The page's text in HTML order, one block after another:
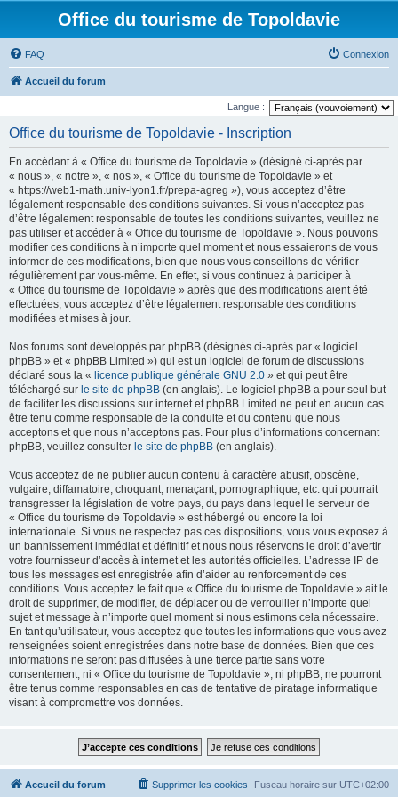
Office du tourisme de Topoldavie
FAQ Connexion
Accueil du forum
Langue :
Office du tourisme de Topoldavie - Inscription
En accédant à « Office du tourisme de Topoldavie » (désigné ci-après par
« nous », « notre », « nos », « Office du tourisme de Topoldavie » et
« https://web1-math.univ-lyon1.fr/prepa-agreg »), vous acceptez d’être
légalement responsable des conditions suivantes. Si vous n’acceptez pas
d’être légalement responsable de toutes les conditions suivantes, veuillez ne
pas utiliser et accéder à « Office du tourisme de Topoldavie ». Nous pouvons
modifier ces conditions à n’importe quel moment et nous essaierons de vous
informer de ces modifications, bien que nous vous conseillons de vérifier
régulièrement par vous-même. En effet, si vous continuez à participer à
« Office du tourisme de Topoldavie » après que des modifications aient été
effectuées, vous acceptez d’être légalement responsable des conditions
modifiées et mises à jour.
Nos forums sont développés par phpBB (désignés ci-après par « logiciel
phpBB » et « phpBB Limited ») qui est un logiciel de forum de discussions
déclaré sous la « licence publique générale GNU 2.0 » et qui peut être
téléchargé sur le site de phpBB (en anglais). Le logiciel phpBB a pour seul but
de faciliter les discussions sur internet et phpBB Limited ne peut en aucun cas
être tenu comme responsable de la conduite et du contenu que nous
acceptons et que nous n’acceptons pas. Pour plus d’informations concernant
phpBB, veuillez consulter le site de phpBB (en anglais).
Vous acceptez de ne publier aucun contenu à caractère abusif, obscène,
vulgaire, diffamatoire, choquant, menaçant, pornographique, etc. qui pourrait
transgresser la législation de votre pays, du pays dans lequel le serveur de
« Office du tourisme de Topoldavie » est hébergé ou encore la loi
internationale. Si vous ne respectez pas ces dispositions, vous vous exposez à
un bannissement immédiat et définitif et nous nous réservons le droit d’avertir
votre fournisseur d’accès à internet et les autorités officielles. L’adresse IP de
tous les messages est enregistrée afin d’aider au renforcement de ces
conditions. Vous acceptez le fait que « Office du tourisme de Topoldavie » ait le
droit de supprimer, de modifier, de déplacer ou de verrouiller n’importe quel
sujet et message à n’importe quel moment si nous estimons cela nécessaire.
En tant qu’utilisateur, vous acceptez que toutes les informations que vous avez
renseignées soient enregistrées dans notre base de données. Bien que ces
informations ne seront pas diffusées à une tierce partie sans votre
consentement, ni « Office du tourisme de Topoldavie », ni phpBB, ne pourront
être tenus comme responsables en cas de tentative de piratage informatique
visant à compromettre vos données.
Accueil du forum Fuseau horaire sur UTC+02:00
Supprimer les cookies